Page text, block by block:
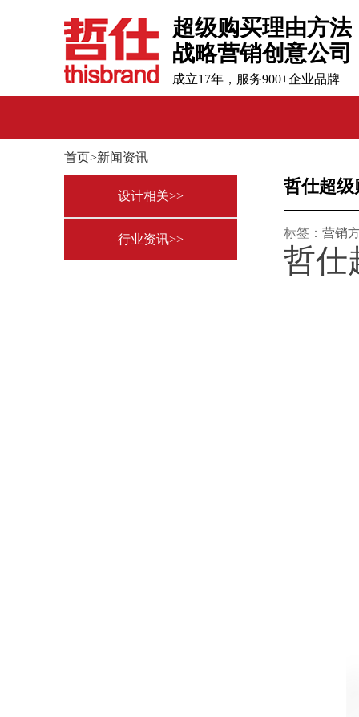
超级购买理由方法
战略营销创意公司
成立17年，服务900+企业品牌
哲仕超
标签： 营销
哲仕
首页>新闻资讯
设计相关>>
行业资讯>>